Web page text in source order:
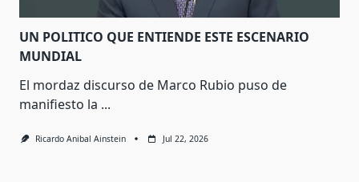
UN POLITICO QUE ENTIENDE ESTE ESCENARIO
MUNDIAL
El mordaz discurso de Marco Rubio puso de
manifiesto la ...
Ricardo Anibal Ainstein Jul 22, 2026